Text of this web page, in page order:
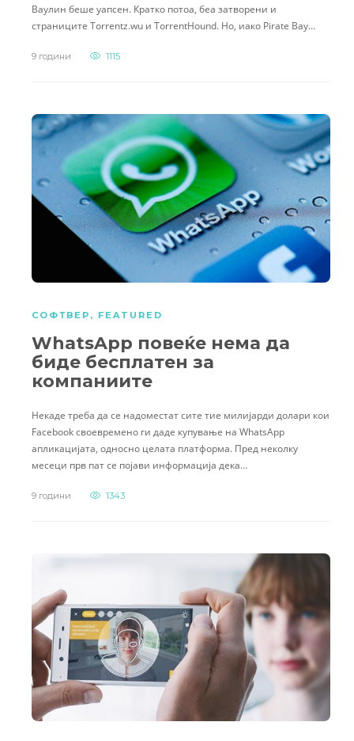
Ваулин беше уапсен. Кратко потоа, беа затворени и
страниците Torrentz.wu и TorrentHound. Но, иако Pirate Bay…
9 години 1115
СОФТВЕР , FEATURED
WhatsApp повеќе нема да
биде бесплатен за
компаниите
Некаде треба да се надоместат сите тие милијарди долари кои
Facebook своевремено ги даде купување на WhatsApp
апликацијата, односно целата платформа. Пред неколку
месеци прв пат се појави информација дека…
9 години 1343